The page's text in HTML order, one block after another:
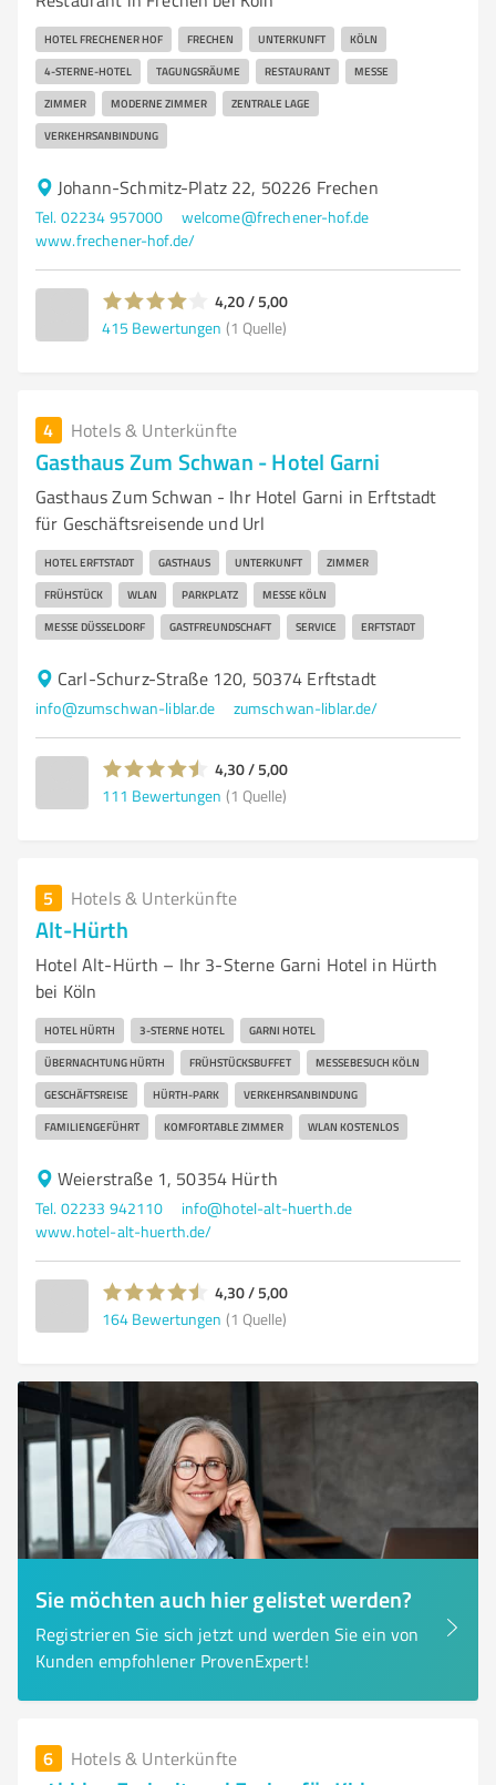
HOTEL FRECHENER HOF FRECHEN UNTERKUNFT KÖLN
4-STERNE-HOTEL TAGUNGSRÄUME RESTAURANT MESSE
ZIMMER MODERNE ZIMMER ZENTRALE LAGE
VERKEHRSANBINDUNG
Johann-Schmitz-Platz 22, 50226 Frechen
Tel. 02234 957000
welcome@frechener-hof.de
www.frechener-hof.de/
4,20 / 5,00
415 Bewertungen (1 Quelle)
4 Hotels & Unterkünfte
Gasthaus Zum Schwan - Hotel Garni
Gasthaus Zum Schwan - Ihr Hotel Garni in Erftstadt
für Geschäftsreisende und Url
HOTEL ERFTSTADT GASTHAUS UNTERKUNFT ZIMMER
FRÜHSTÜCK WLAN PARKPLATZ MESSE KÖLN
MESSE DÜSSELDORF GASTFREUNDSCHAFT SERVICE ERFTSTADT
Carl-Schurz-Straße 120, 50374 Erftstadt
info@zumschwan-liblar.de zumschwan-liblar.de/
4,30 / 5,00
111 Bewertungen (1 Quelle)
5 Hotels & Unterkünfte
Alt-Hürth
Hotel Alt-Hürth – Ihr 3-Sterne Garni Hotel in Hürth
bei Köln
HOTEL HÜRTH 3-STERNE HOTEL GARNI HOTEL
ÜBERNACHTUNG HÜRTH FRÜHSTÜCKSBUFFET MESSEBESUCH KÖLN
GESCHÄFTSREISE HÜRTH-PARK VERKEHRSANBINDUNG
FAMILIENGEFÜHRT KOMFORTABLE ZIMMER WLAN KOSTENLOS
Weierstraße 1, 50354 Hürth
Tel. 02233 942110
info@hotel-alt-huerth.de
www.hotel-alt-huerth.de/
4,30 / 5,00
164 Bewertungen (1 Quelle)
Sie möchten auch hier gelistet werden?
Registrieren Sie sich jetzt und werden Sie ein von
Kunden empfohlener ProvenExpert!
6 Hotels & Unterkünfte